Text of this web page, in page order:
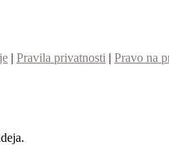
| Pravila privatnosti | Pravo na